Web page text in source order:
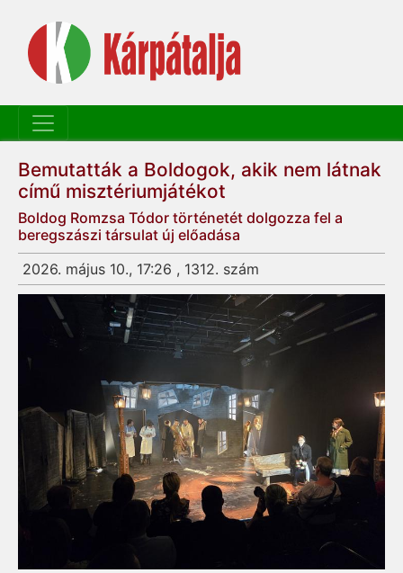
Bemutatták a Boldogok, akik nem látnak
című misztériumjátékot
Boldog Romzsa Tódor történetét dolgozza fel a
beregszászi társulat új előadása
2026. május 10., 17:26 , 1312. szám